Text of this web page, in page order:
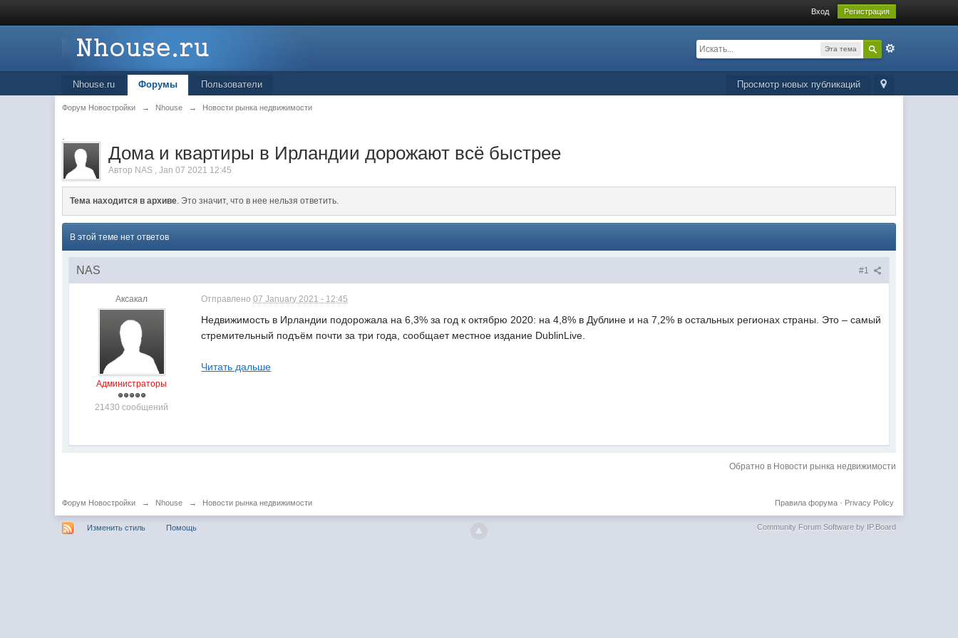
Вход Регистрация
Эта тема
Просмотр новых публикаций
Nhouse.ru Форумы Пользователи
Форум Новостройки → Nhouse → Новости рынка недвижимости
.
Дома и квартиры в Ирландии дорожают всё быстрее
Автор NAS ,Jan 07 2021 12:45
Тема находится в архиве. Это значит, что в нее нельзя ответить.
В этой теме нет ответов
#1
NAS
Аксакал
Администраторы
21430 сообщений
Отправлено07 January 2021 - 12:45
Недвижимость в Ирландии подорожала на 6,3% за год к октябрю 2020: на 4,8% в Дублине и на 7,2% в остальных регионах страны. Это – самый
стремительный подъём почти за три года, сообщает местное издание DublinLive.
Читать дальше
Обратно в Новости рынка недвижимости
Форум Новостройки → Nhouse → Новости рынка недвижимости Privacy Policy
Правила форума·
Изменить стиль Помощь Community Forum Software by IP.Board